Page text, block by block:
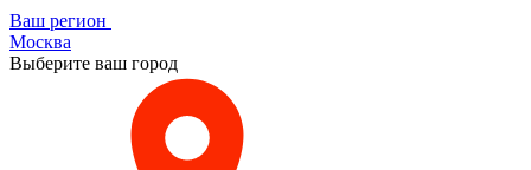
Ваш регион
Москва
Выберите ваш город